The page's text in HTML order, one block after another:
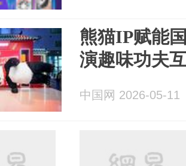
熊猫IP赋能
演趣味功夫
中国网 2026-05-11